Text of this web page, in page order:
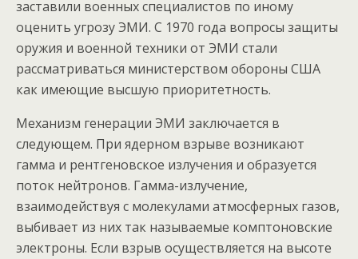
заставили военных специалистов по иному
оценить угрозу ЭМИ. С 1970 года вопросы защиты
оружия и военной техники от ЭМИ стали
рассматриваться министерством обороны США
как имеющие высшую приоритетность.
Механизм генерации ЭМИ заключается в
следующем. При ядерном взрыве возникают
гамма и рентгеновское излучения и образуется
поток нейтронов. Гамма-излучение,
взаимодействуя с молекулами атмосферных газов,
выбивает из них так называемые комптоновские
электроны. Если взрыв осуществляется на высоте